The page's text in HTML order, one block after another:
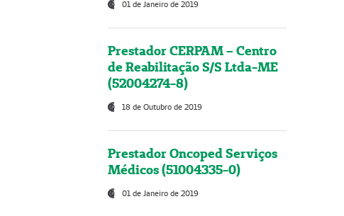
01 de Janeiro de 2019
Prestador CERPAM – Centro
de Reabilitação S/S Ltda-ME
(52004274-8)
18 de Outubro de 2019
Prestador Oncoped Serviços
Médicos (51004335-0)
01 de Janeiro de 2019